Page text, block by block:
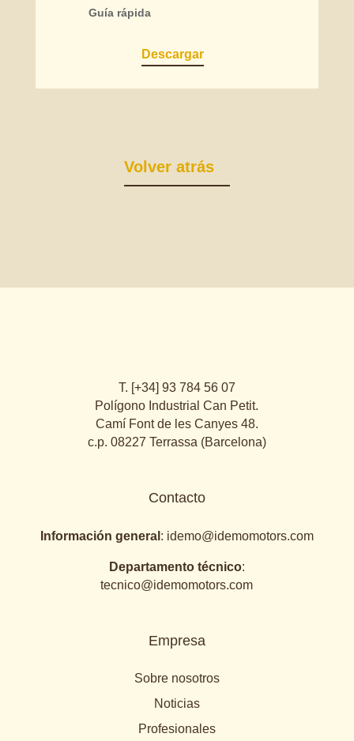
Guía rápida
Descargar
Volver atrás
T. [+34] 93 784 56 07
Polígono Industrial Can Petit.
Camí Font de les Canyes 48.
c.p. 08227 Terrassa (Barcelona)
Contacto
Información general : idemo@idemomotors.com
Departamento técnico:
tecnico@idemomotors.com
Empresa
Sobre nosotros
Noticias
Profesionales